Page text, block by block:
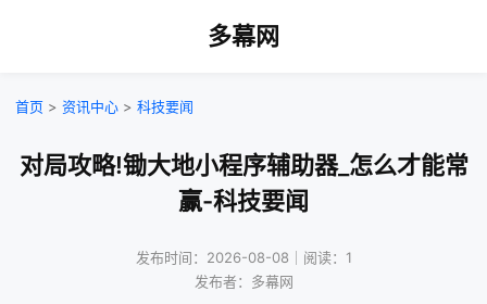
多幕网
首页 > 资讯中心 > 科技要闻
对局攻略!锄大地小程序辅助器_怎么才能常
赢-科技要闻
发布时间：2026-08-08｜阅读：1
发布者：多幕网